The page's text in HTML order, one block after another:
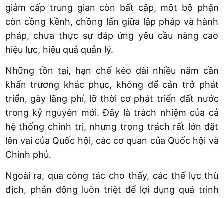
giảm cấp trung gian còn bất cập, một bộ phận
còn cồng kềnh, chồng lấn giữa lập pháp và hành
pháp, chưa thực sự đáp ứng yêu cầu nâng cao
hiệu lực, hiệu quả quản lý.
Những tồn tại, hạn chế kéo dài nhiều năm cần
khẩn trương khắc phục, không để cản trở phát
triển, gây lãng phí, lỡ thời cơ phát triển đất nước
trong kỷ nguyên mới. Đây là trách nhiệm của cả
hệ thống chính trị, nhưng trọng trách rất lớn đặt
lên vai của Quốc hội, các cơ quan của Quốc hội và
Chính phủ.
Ngoài ra, qua công tác cho thấy, các thế lực thù
địch, phản động luôn triệt để lợi dụng quá trình